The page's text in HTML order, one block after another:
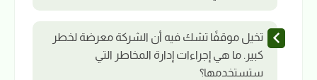
تخيل موقفًا تشك فيه أن الشركة معرضة لخطر
كبير. ما هي إجراءات إدارة المخاطر التي
ستستخدمها؟